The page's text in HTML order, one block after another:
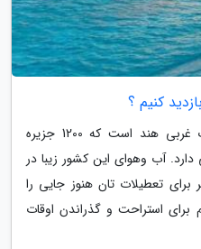
کنیم ؟
مالدیو بهشتی گرمسیری در جنوب غربی هند است که 1200 جزیره
آب وهوای این کشور زیبا در
تعطیلات تان هنوز جایی را
برای استراحت و گذراندن اوقات